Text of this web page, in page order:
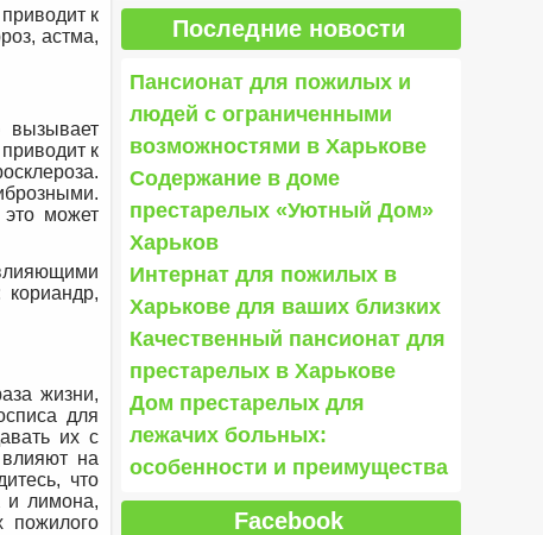
к
астма,
вызывает
к
это может
жизни,
для
их с
на
что
и лимона,
пожилого
Последние новости
Пансионат для пожилых и
людей с ограниченными
возможностями в Харькове
Содержание в доме
престарелых «Уютный Дом»
Харьков
Интернат для пожилых в
Харькове для ваших близких
Качественный пансионат для
престарелых в Харькове
Дом престарелых для
лежачих больных:
особенности и преимущества
Facebook